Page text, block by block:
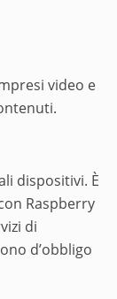
video e
dispositivi. È
Raspberry
di
d’obbligo